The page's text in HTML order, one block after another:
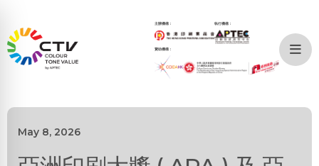
主辦機構： 執行機構：
贊助機構：
May 8, 2026